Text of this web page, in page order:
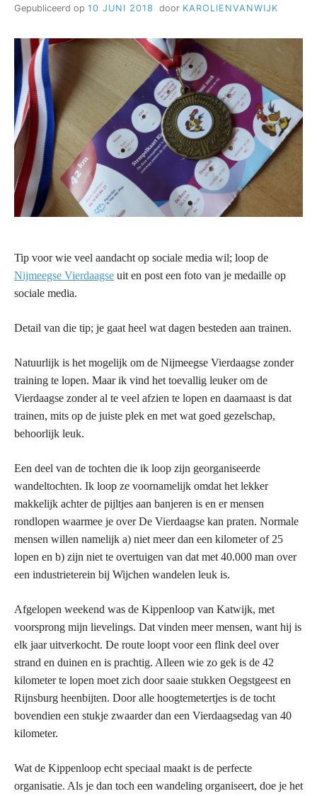
Gepubliceerd op 10 JUNI 2018 door KAROLIENVANWIJK
Tip voor wie veel aandacht op sociale media wil; loop de
Nijmeegse Vierdaagse uit en post een foto van je medaille op
sociale media.
Detail van die tip; je gaat heel wat dagen besteden aan trainen.
Natuurlijk is het mogelijk om de Nijmeegse Vierdaagse zonder
training te lopen. Maar ik vind het toevallig leuker om de
Vierdaagse zonder al te veel afzien te lopen en daarnaast is dat
trainen, mits op de juiste plek en met wat goed gezelschap,
behoorlijk leuk.
Een deel van de tochten die ik loop zijn georganiseerde
wandeltochten. Ik loop ze voornamelijk omdat het lekker
makkelijk achter de pijltjes aan banjeren is en er mensen
rondlopen waarmee je over De Vierdaagse kan praten. Normale
mensen willen namelijk a) niet meer dan een kilometer of 25
lopen en b) zijn niet te overtuigen van dat met 40.000 man over
een industrieterein bij Wijchen wandelen leuk is.
Afgelopen weekend was de Kippenloop van Katwijk, met
voorsprong mijn lievelings. Dat vinden meer mensen, want hij is
elk jaar uitverkocht. De route loopt voor een flink deel over
strand en duinen en is prachtig. Alleen wie zo gek is de 42
kilometer te lopen moet zich door saaie stukken Oegstgeest en
Rijnsburg heenbijten. Door alle hoogtemetertjes is de tocht
bovendien een stukje zwaarder dan een Vierdaagsedag van 40
kilometer.
Wat de Kippenloop echt speciaal maakt is de perfecte
organisatie. Als je dan toch een wandeling organiseert, doe je het